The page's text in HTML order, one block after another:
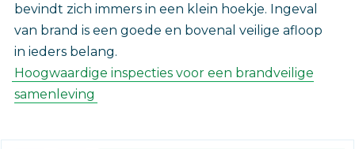
bevindt zich immers in een klein hoekje. Ingeval
van brand is een goede en bovenal veilige afloop
in ieders belang.
Hoogwaardige inspecties voor een brandveilige
samenleving